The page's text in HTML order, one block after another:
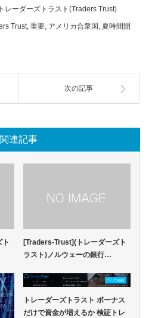
トレーダーズトラスト(Traders Trust)
Trust, 重要, アメリカ合衆国, 夏時間開
次の記事
関連記事
[Traders-Trust](トレーダーズト
ラスト)ノルウェーの銀行…
トレーダーズトラスト ボーナス
だけで資金が増えるか 検証トレ